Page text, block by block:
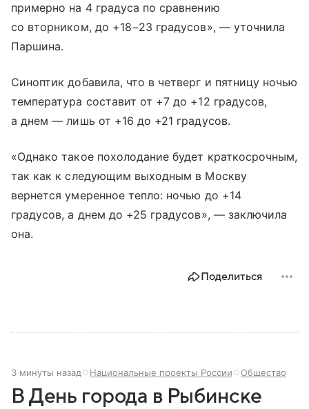
примерно на 4 градуса по сравнению
со вторником, до +18−23 градусов», — уточнила
Паршина.
Синоптик добавила, что в четверг и пятницу ночью
температура составит от +7 до +12 градусов,
а днем — лишь от +16 до +21 градусов.
«Однако такое похолодание будет краткосрочным,
так как к следующим выходным в Москву
вернется умеренное тепло: ночью до +14
градусов, а днем до +25 градусов», — заключила
она.
Поделиться
3 минуты назад Национальные проекты России Общество
В День города в Рыбинске